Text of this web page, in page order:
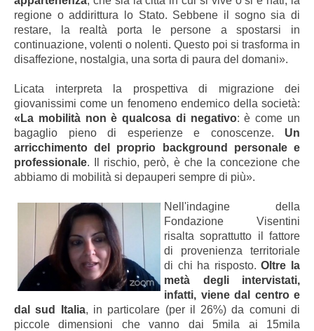
regione o addirittura lo Stato. Sebbene il sogno sia di
restare, la realtà porta le persone a spostarsi in
continuazione, volenti o nolenti. Questo poi si trasforma in
disaffezione, nostalgia, una sorta di paura del domani».
Licata interpreta la prospettiva di migrazione dei
giovanissimi come un fenomeno endemico della società:
«La mobilità non è qualcosa di negativo: è come un
bagaglio pieno di esperienze e conoscenze. Un
arricchimento del proprio background personale e
professionale. Il rischio, però, è che la concezione che
abbiamo di mobilità si depauperi sempre di più».
Nell'indagine della
Fondazione Visentini
risalta soprattutto il fattore
di provenienza territoriale
di chi ha risposto.Oltre la
metà degli intervistati,
infatti, viene dal centro e
dal sud Italia, in particolare (per il 26%) da comuni di
piccole dimensioni che vanno dai 5mila ai 15mila